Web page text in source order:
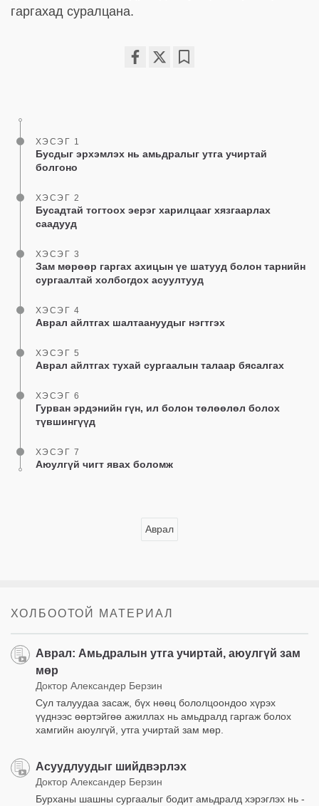
гаргахад суралцана.
ХЭСЭГ 1
Бусдыг эрхэмлэх нь амьдралыг утга учиртай
болгоно
ХЭСЭГ 2
Бусадтай тогтоох эерэг харилцааг хязгаарлах
саадууд
ХЭСЭГ 3
Зам мөрөөр гаргах ахицын үе шатууд болон тарнийн
сургаалтай холбогдох асуултууд
ХЭСЭГ 4
Аврал айлтгах шалтаануудыг нэгтгэх
ХЭСЭГ 5
Аврал айлтгах тухай сургаалын талаар бясалгах
ХЭСЭГ 6
Гурван эрдэнийн гүн, ил болон төлөөлөл болох
түвшингүүд
ХЭСЭГ 7
Аюулгүй чигт явах боломж
Аврал
ХОЛБООТОЙ МАТЕРИАЛ
Аврал: Амьдралын утга учиртай, аюулгүй зам
мөр
Доктор Александер Берзин
Сул талуудаа засаж, бүх нөөц бололцоондоо хүрэх
үүднээс өөртэйгөө ажиллах нь амьдралд гаргаж болох
хамгийн аюулгүй, утга учиртай зам мөр.
Асуудлуудыг шийдвэрлэх
Доктор Александер Берзин
Бурханы шашны сургаалыг бодит амьдралд хэрэглэх нь -